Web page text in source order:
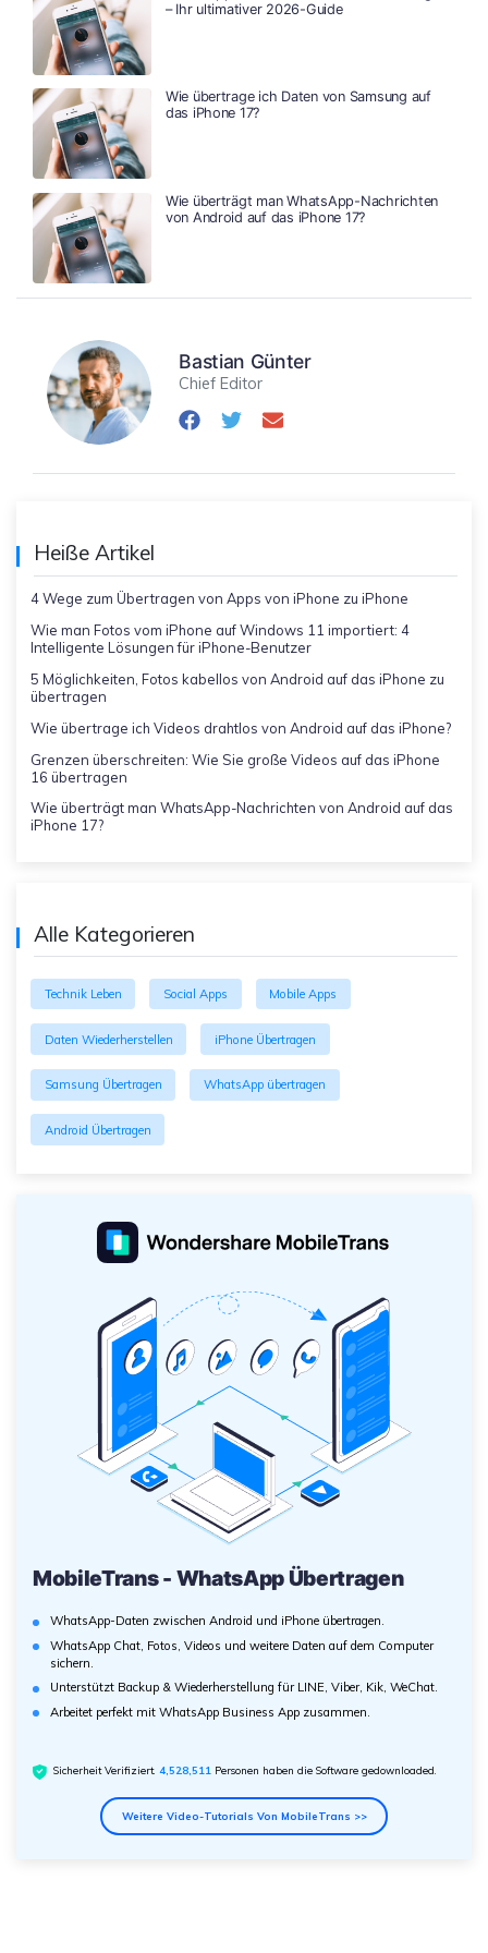
– Ihr ultimativer 2026-Guide
Wie übertrage ich Daten von Samsung auf
das iPhone 17?
Wie überträgt man WhatsApp-Nachrichten
von Android auf das iPhone 17?
Bastian Günter
Chief Editor
Heiße Artikel
4 Wege zum Übertragen von Apps von iPhone zu iPhone
Wie man Fotos vom iPhone auf Windows 11 importiert: 4
Intelligente Lösungen für iPhone-Benutzer
5 Möglichkeiten, Fotos kabellos von Android auf das iPhone zu
übertragen
Wie übertrage ich Videos drahtlos von Android auf das iPhone?
Grenzen überschreiten: Wie Sie große Videos auf das iPhone
16 übertragen
Wie überträgt man WhatsApp-Nachrichten von Android auf das
iPhone 17?
Alle Kategorieren
Technik Leben Social Apps Mobile Apps
Daten Wiederherstellen iPhone Übertragen
Samsung Übertragen WhatsApp übertragen
Android Übertragen
MobileTrans - WhatsApp Übertragen
WhatsApp-Daten zwischen Android und iPhone übertragen.
WhatsApp Chat, Fotos, Videos und weitere Daten auf dem Computer
sichern.
Unterstützt Backup & Wiederherstellung für LINE, Viber, Kik, WeChat.
Arbeitet perfekt mit WhatsApp Business App zusammen.
Sicherheit Verifiziert.4,528,514 Personen haben die Software gedownloaded.
Weitere Video-Tutorials Von MobileTrans >>